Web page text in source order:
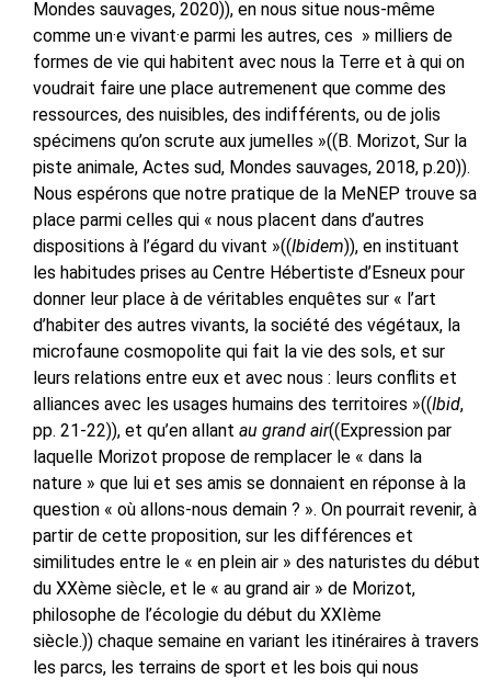
Mondes sauvages, 2020)), en nous situe nous-même
comme un·e vivant·e parmi les autres, ces » milliers de
formes de vie qui habitent avec nous la Terre et à qui on
voudrait faire une place autremenent que comme des
ressources, des nuisibles, des indifférents, ou de jolis
spécimens qu’on scrute aux jumelles »(( B. Morizot, Sur la
piste animale, Actes sud, Mondes sauvages, 2018, p.20)).
Nous espérons que notre pratique de la MeNEP trouve sa
place parmi celles qui « nous placent dans d’autres
dispositions à l’égard du vivant »((Ibidem)), en instituant
les habitudes prises au Centre Hébertiste d’Esneux pour
donner leur place à de véritables enquêtes sur « l’art
d’habiter des autres vivants, la société des végétaux, la
microfaune cosmopolite qui fait la vie des sols, et sur
leurs relations entre eux et avec nous : leurs conflits et
alliances avec les usages humains des territoires »((Ibid,
pp. 21-22)), et qu’en allant au grand air((Expression par
laquelle Morizot propose de remplacer le « dans la
nature » que lui et ses amis se donnaient en réponse à la
question « où allons-nous demain ? ». On pourrait revenir, à
partir de cette proposition, sur les différences et
similitudes entre le « en plein air » des naturistes du début
du XXème siècle, et le « au grand air » de Morizot,
philosophe de l’écologie du début du XXIème
siècle.)) chaque semaine en variant les itinéraires à travers
les parcs, les terrains de sport et les bois qui nous